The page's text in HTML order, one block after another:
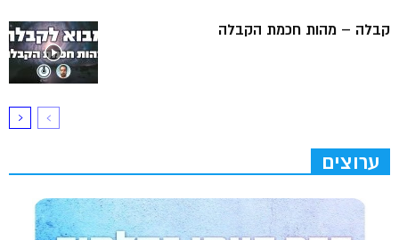
קבלה – מהות חכמת הקבלה
ערוצים